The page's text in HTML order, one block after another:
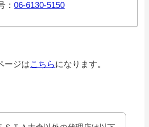
：06-6130-5150
ージはこちらになります。